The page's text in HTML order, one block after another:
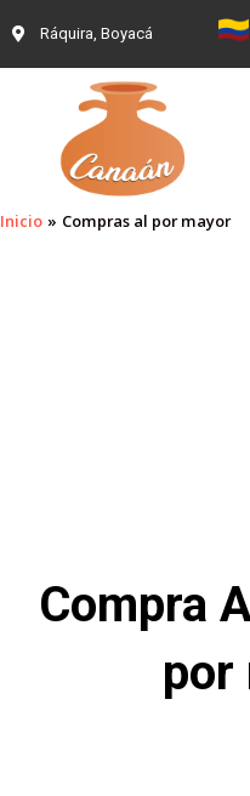
Ráquira, Boyacá
Inicio Compras al por mayor
Compra
por